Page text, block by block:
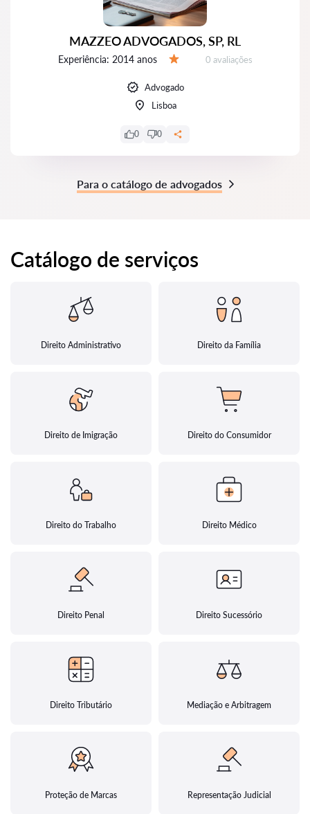
MAZZEO ADVOGADOS, SP, RL
Experiência: 2014 anos Avaliações:
0 avaliações
Advogado
Lisboa
0 0
Para o catálogo de advogados
Catálogo de serviços
Direito Administrativo Direito da Família
Direito de Imigração Direito do Consumidor
Direito do Trabalho Direito Médico
Direito Penal Direito Sucessório
Direito Tributário Mediação e Arbitragem
Proteção de Marcas Representação Judicial